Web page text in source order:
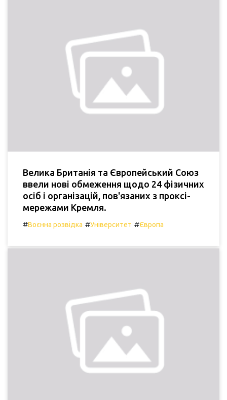
Велика Британія та Європейський Союз
ввели нові обмеження щодо 24 фізичних
осіб і організацій, пов'язаних з проксі-
мережами Кремля.
#Воєнна розвідка #Університет #Європа